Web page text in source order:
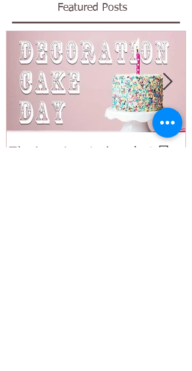
Featured Posts
デコレーションケーキの日